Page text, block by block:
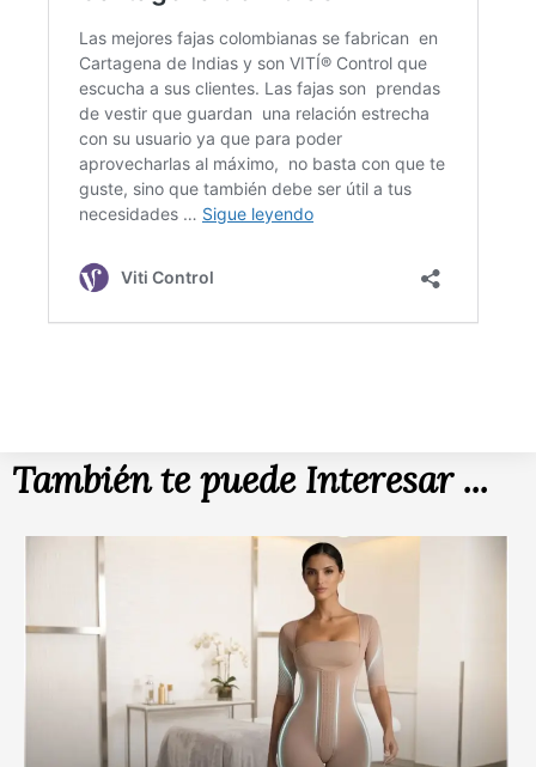
También te puede Interesar ...